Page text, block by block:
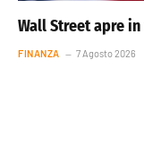
Wall Street apre
FINANZA 7 Agosto 2026